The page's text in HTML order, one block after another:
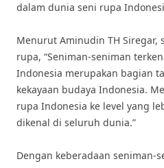
dalam dunia seni rupa
Menurut Aminudin TH Siregar,
rupa, “Seniman-seniman
Indonesia merupakan bagian
kekayaan budaya Indonesia.
rupa Indonesia ke level yang
dikenal di seluruh dunia.”
Dengan keberadaan seniman-